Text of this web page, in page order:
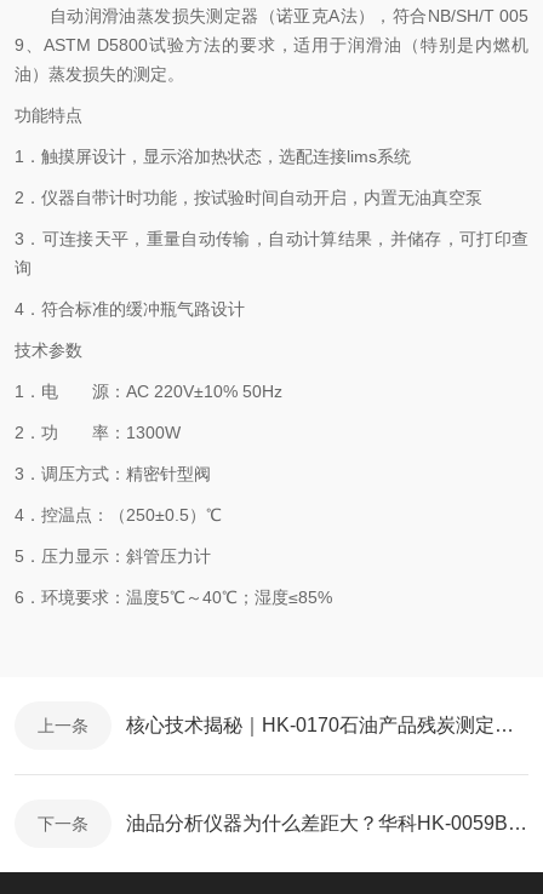
自动润滑油蒸发损失测定器（诺亚克A法），符合NB/SH/T 005
9、ASTM D5800试验方法的要求，适用于润滑油（特别是内燃机
油）蒸发损失的测定。
功能特点
1．触摸屏设计，显示浴加热状态，选配连接lims系统
2．仪器自带计时功能，按试验时间自动开启，内置无油真空泵
3．可连接天平，重量自动传输，自动计算结果，并储存，可打印查
询
4．符合标准的缓冲瓶气路设计
技术参数
1．电 源：AC 220V±10% 50Hz
2．功 率：1300W
3．调压方式：精密针型阀
4．控温点：（250±0.5）℃
5．压力显示：斜管压力计
6．环境要求：温度5℃～40℃；湿度≤85%
上一条 核心技术揭秘｜HK-0170石油产品残炭测定器行业优质仪器，占据半壁江山？
下一条 油品分析仪器为什么差距大？华科HK-0059B润滑油蒸发损失测定器的核心逻辑